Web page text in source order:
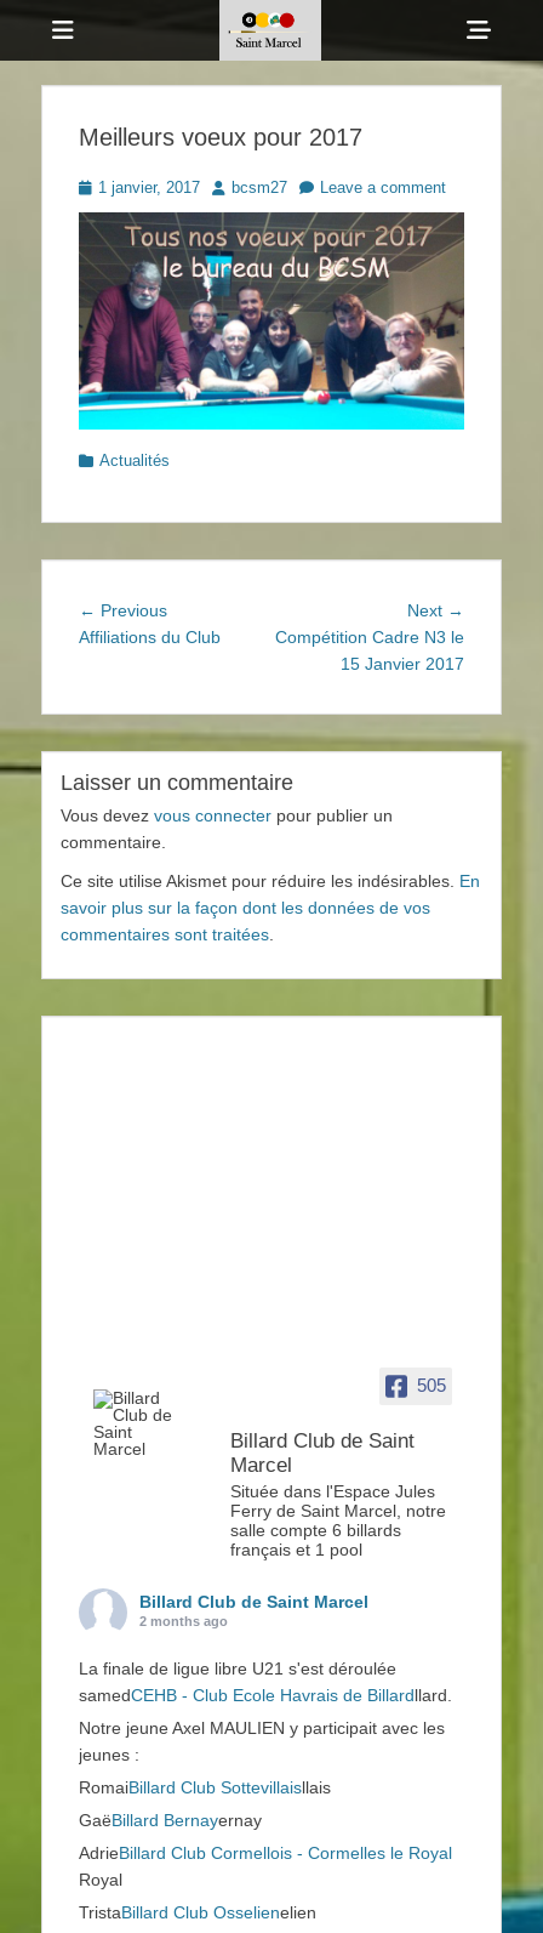
Billard Club de
Saint Marcel
Meilleurs voeux pour 2017
Posted
on
1 janvier, 2017 Authorbcsm27 Leave a comment
Categories
Actualités
Navigation
de
← PreviousPrevious
post:
Affiliations du Club
Next →
post:
Compétition Cadre N3 le
15 Janvier 2017
Laisser un commentaire
Vous devez vous connecter pour publier un
commentaire.
Ce site utilise Akismet pour réduire les indésirables. En
savoir plus sur la façon dont les données de vos
commentaires sont traitées
505
Billard Club de Saint
Marcel
Située dans l'Espace Jules
Ferry de Saint Marcel, notre
salle compte 6 billards
français et 1 pool
Billard Club de Saint Marcel
2 months ago
La finale de ligue libre U21 s'est déroulée
samedCEHB - Club Ecole Havrais de Billardllard.
Notre jeune Axel MAULIEN y participait avec les
jeunes :
RomaiBillard Club Sottevillaisllais
GaëBillard Bernayernay
AdrieBillard Club Cormellois - Cormelles le Royal
Royal
TristaBillard Club Osselienelien